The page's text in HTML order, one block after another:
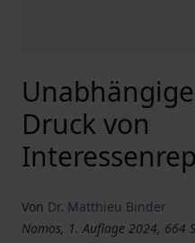
Druck von
Von Dr. Matthieu Binder
Nomos, 1. Auflage 2024, 664